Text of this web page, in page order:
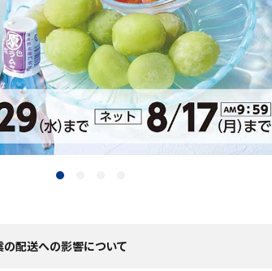
の配送への影響について